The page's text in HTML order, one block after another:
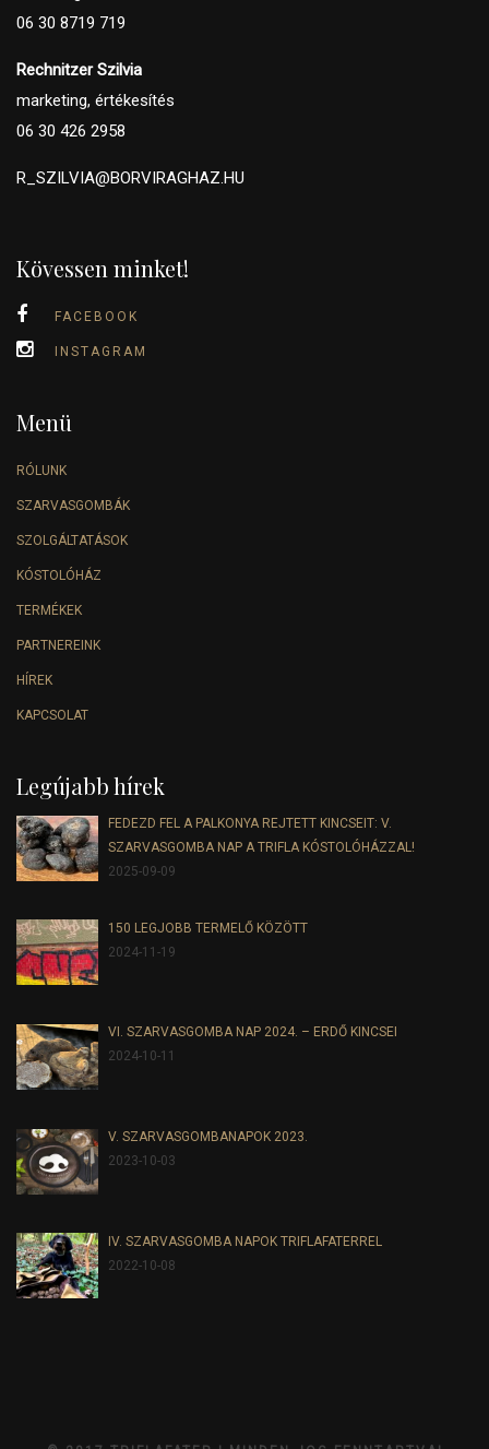
06 30 8719 719
Rechnitzer Szilvia
marketing, értékesítés
06 30 426 2958
R_SZILVIA@BORVIRAGHAZ.HU
Kövessen minket!
FACEBOOK
INSTAGRAM
Menü
RÓLUNK
SZARVASGOMBÁK
SZOLGÁLTATÁSOK
KÓSTOLÓHÁZ
TERMÉKEK
PARTNEREINK
HÍREK
KAPCSOLAT
Legújabb hírek
FEDEZD FEL A PALKONYA REJTETT KINCSEIT: V.
SZARVASGOMBA NAP A TRIFLA KÓSTOLÓHÁZZAL!
2025-09-09
150 LEGJOBB TERMELŐ KÖZÖTT
2024-11-19
VI. SZARVASGOMBA NAP 2024. – ERDŐ KINCSEI
2024-10-11
V. SZARVASGOMBANAPOK 2023.
2023-10-03
IV. SZARVASGOMBA NAPOK TRIFLAFATERREL
2022-10-08